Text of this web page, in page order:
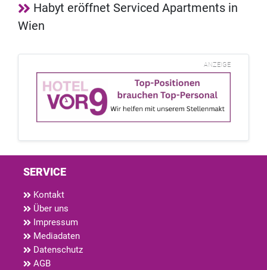
Habyt eröffnet Serviced Apartments in
Wien
ANZEIGE
SERVICE
Kontakt
Über uns
Impressum
Mediadaten
Datenschutz
AGB